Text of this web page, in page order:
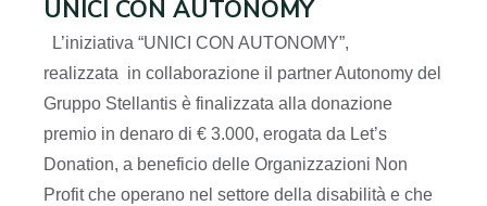
UNICI CON AUTONOMY
L’iniziativa “UNICI CON AUTONOMY”,
realizzata in collaborazione il partner Autonomy del
Gruppo Stellantis è finalizzata alla donazione
premio in denaro di € 3.000, erogata da Let’s
Donation, a beneficio delle Organizzazioni Non
Profit che operano nel settore della disabilità e che